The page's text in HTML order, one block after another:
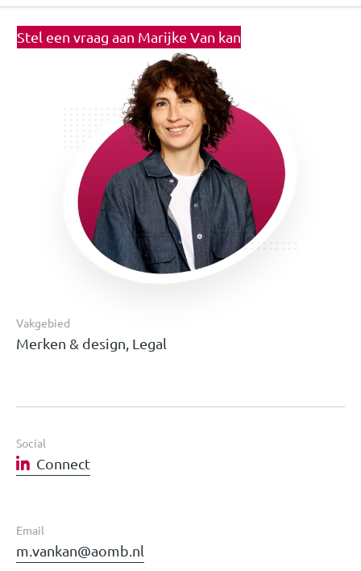
Stel een vraag aan Marijke Van kan
Vakgebied
Merken & design, Legal
Social
Connect
Email
m.vankan@aomb.nl